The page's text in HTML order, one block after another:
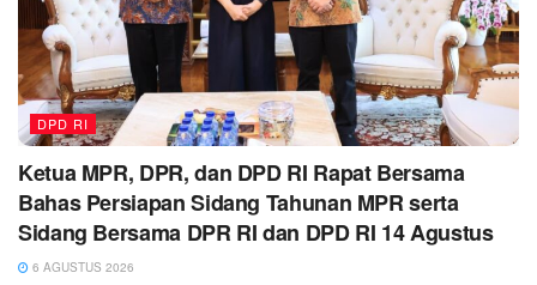
DPD RI
Ketua MPR, DPR, dan DPD RI Rapat Bersama
Bahas Persiapan Sidang Tahunan MPR serta
Sidang Bersama DPR RI dan DPD RI 14 Agustus
6 AGUSTUS 2026